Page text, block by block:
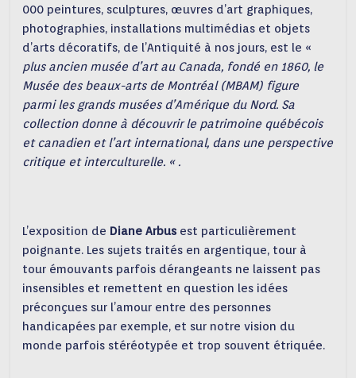
000 peintures, sculptures, œuvres d’art graphiques,
photographies, installations multimédias et objets
d’arts décoratifs, de l’Antiquité à nos jours, est le «
plus ancien musée d’art au Canada, fondé en 1860, le
Musée des beaux-arts de Montréal (MBAM) figure
parmi les grands musées d’Amérique du Nord. Sa
collection donne à découvrir le patrimoine québécois
et canadien et l’art international, dans une perspective
critique et interculturelle. « .
L’exposition de Diane Arbus est particulièrement
poignante. Les sujets traités en argentique, tour à
tour émouvants parfois dérangeants ne laissent pas
insensibles et remettent en question les idées
préconçues sur l’amour entre des personnes
handicapées par exemple, et sur notre vision du
monde parfois stéréotypée et trop souvent étriquée.